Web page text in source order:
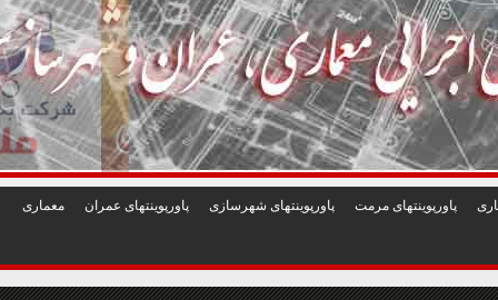
1 2 3 4 5